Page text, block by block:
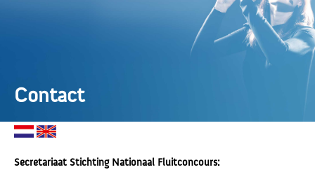
Contact
Secretariaat Stichting Nationaal Fluitconcours: